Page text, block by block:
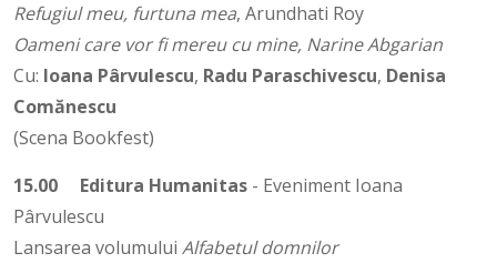
Refugiul meu, furtuna mea, Arundhati Roy
Oameni care vor fi mereu cu mine, Narine Abgarian
Cu: Ioana Pârvulescu, Radu Paraschivescu, Denisa
Comănescu
(Scena Bookfest)
15.00
Editura Humanitas - Eveniment Ioana
Pârvulescu
Lansarea volumului Alfabetul domnilor